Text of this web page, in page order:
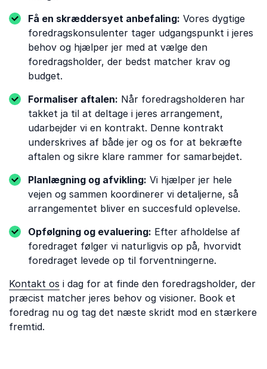
Få en skræddersyet anbefaling: Vores dygtige
foredragskonsulenter tager udgangspunkt i jeres
behov og hjælper jer med at vælge den
foredragsholder, der bedst matcher krav og
budget.
Formaliser aftalen: Når foredragsholderen har
takket ja til at deltage i jeres arrangement,
udarbejder vi en kontrakt. Denne kontrakt
underskrives af både jer og os for at bekræfte
aftalen og sikre klare rammer for samarbejdet.
Planlægning og afvikling: Vi hjælper jer hele
vejen og sammen koordinerer vi detaljerne, så
arrangementet bliver en succesfuld oplevelse.
Opfølgning og evaluering: Efter afholdelse af
foredraget følger vi naturligvis op på, hvorvidt
foredraget levede op til forventningerne.
Kontakt os i dag for at finde den foredragsholder, der
præcist matcher jeres behov og visioner. Book et
foredrag nu og tag det næste skridt mod en stærkere
fremtid.